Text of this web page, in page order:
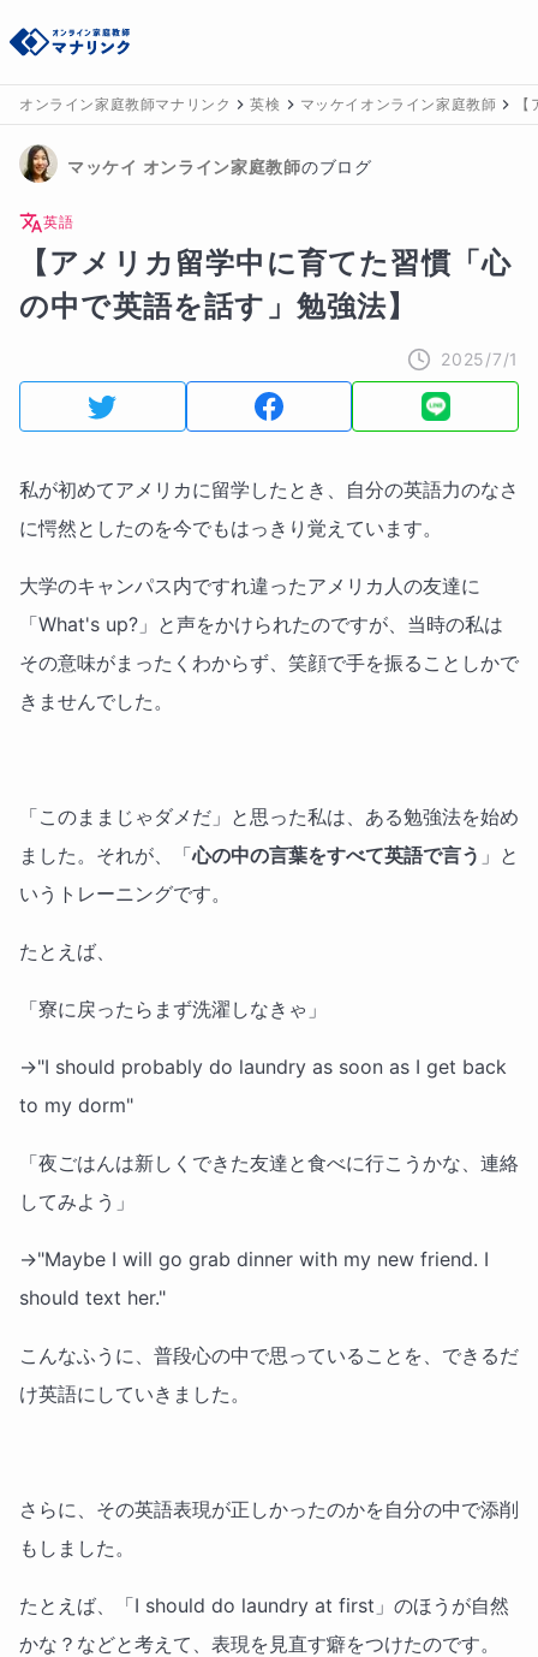
オンライン家庭教師マナリンク 英検 マッケイオンライン家庭教師
マッケイ オンライン家庭教師のブログ
英語
【アメリカ留学中に育てた習慣「心
の中で英語を話す」勉強法】
2025/7/1
私が初めてアメリカに留学したとき、自分の英語力のなさ
に愕然としたのを今でもはっきり覚えています。
大学のキャンパス内ですれ違ったアメリカ人の友達に
「What's up?」と声をかけられたのですが、当時の私は
その意味がまったくわからず、笑顔で手を振ることしかで
きませんでした。
「このままじゃダメだ」と思った私は、ある勉強法を始め
ました。それが、「心の中の言葉をすべて英語で言う 」と
いうトレーニングです。
たとえば、
「寮に戻ったらまず洗濯しなきゃ」
→"I should probably do laundry as soon as I get back
to my dorm"
「夜ごはんは新しくできた友達と食べに行こうかな、連絡
してみよう」
→"Maybe I will go grab dinner with my new friend. I
should text her."
こんなふうに、普段心の中で思っていることを、できるだ
け英語にしていきました。
さらに、その英語表現が正しかったのかを自分の中で添削
もしました。
たとえば、「I should do laundry at first」のほうが自然
かな？などと考えて、表現を見直す癖をつけたのです。